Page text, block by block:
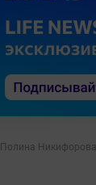
Полина Никифорова